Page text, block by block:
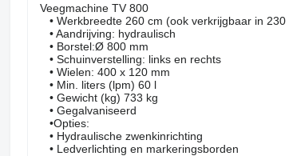
Veegmachine TV 800
• Werkbreedte 260 cm (ook verkrijgbaar in 230
• Aandrijving: hydraulisch
• Borstel:Ø 800 mm
• Schuinverstelling: links en rechts
• Wielen: 400 x 120 mm
• Min. liters (lpm) 60 l
• Gewicht (kg) 733 kg
• Gegalvaniseerd
•Opties:
• Hydraulische zwenkinrichting
• Ledverlichting en markeringsborden